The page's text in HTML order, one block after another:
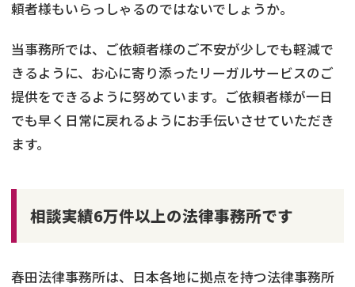
頼者様もいらっしゃるのではないでしょうか。
当事務所では、ご依頼者様のご不安が少しでも軽減で
きるように、お心に寄り添ったリーガルサービスのご
提供をできるように努めています。ご依頼者様が一日
でも早く日常に戻れるようにお手伝いさせていただき
ます。
相談実績6万件以上の法律事務所です
春田法律事務所は、日本各地に拠点を持つ法律事務所